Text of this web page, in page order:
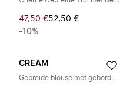
47,50 €52,50 €
-10%
CREAM
Gebreide blouse met geborduurde details